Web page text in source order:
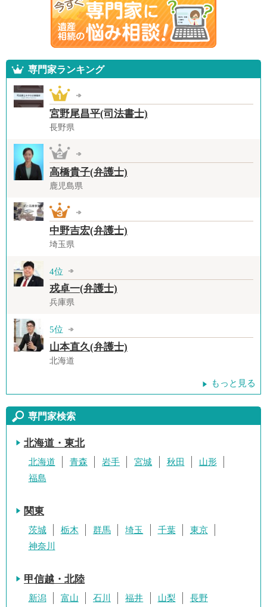
専門家ランキング
宮野尾昌平(司法書士)
長野県
高橋貴子(弁護士)
鹿児島県
中野吉宏(弁護士)
埼玉県
4位
戎卓一(弁護士)
兵庫県
5位
山本直久(弁護士)
北海道
もっと見る
専門家検索
北海道・東北
北海道 青森 岩手 宮城 秋田
山形
福島
関東
茨城 栃木 群馬 埼玉 千葉
東京
神奈川
甲信越・北陸
新潟 富山 石川 福井 山梨 長野